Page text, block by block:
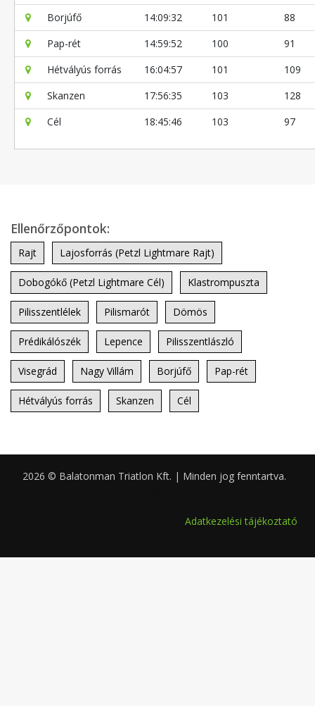
Borjúfő
14:09:32 101
88
Pap-rét
14:59:52 100
91
Hétvályús forrás
16:04:57 101
109
Skanzen
17:56:35 103
128
Cél
18:45:46 103 97
Ellenőrzőpontok:
Rajt Lajosforrás (Petzl Lightmare Rajt)
Dobogókő (Petzl Lightmare Cél) Klastrompuszta
Pilisszentlélek Pilismarót Dömös
Prédikálószék Lepence Pilisszentlászló
Visegrád Nagy Villám Borjúfő Pap-rét
Hétvályús forrás Skanzen Cél
2026 © Balatonman Triatlon Kft. | Minden jog fenntartva.
Adatkezelési tájékoztató